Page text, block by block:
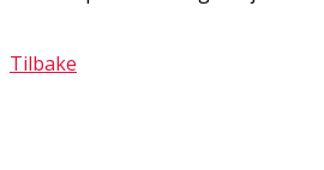
Tilbake